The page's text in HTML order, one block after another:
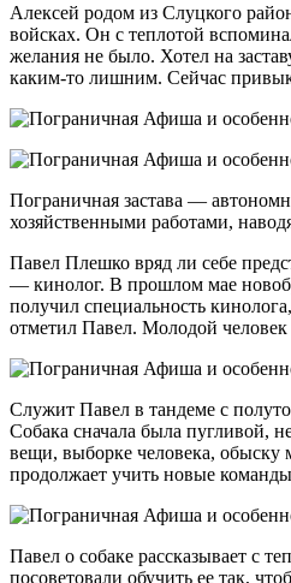
Алексей родом из Слуцкого
войсках. Он с теплотой
желания не было. Хотел на
каким-то лишним. Сейчас
Пограничная застава —
хозяйственными работами,
Павел Плешко вряд ли себе
— кинолог. В прошлом мае
получил специальность
отметил Павел. Молодой
Служит Павел в тандеме с
Собака сначала была пугливой,
вещи, выборке человека,
продолжает учить новые
Павел о собаке рассказывает с
посоветовали обучить ее так,